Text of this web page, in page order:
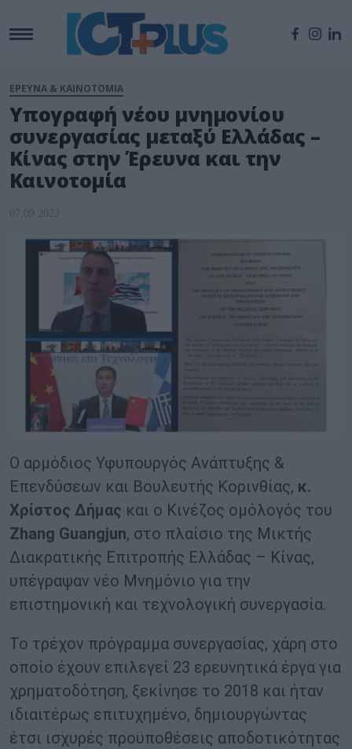
ΕΡΕΥΝΑ & ΚΑΙΝΟΤΟΜΙΑ
Υπογραφή νέου μνημονίου
συνεργασίας μεταξύ Ελλάδας –
Κίνας στην Έρευνα και την
Καινοτομία
07.09.2022
Ο αρμόδιος Υφυπουργός Ανάπτυξης &
Επενδύσεων και Βουλευτής Κορινθίας, κ.
Χρίστος Δήμας και ο Κινέζος ομόλογός του
Zhang Guangjun, στο πλαίσιο της Μικτής
Διακρατικής Επιτροπής Ελλάδας – Κίνας,
υπέγραψαν νέο Μνημόνιο για την
επιστημονική και τεχνολογική συνεργασία.
Το τρέχον πρόγραμμα συνεργασίας, χάρη στο
οποίο έχουν επιλεγεί 23 ερευνητικά έργα για
χρηματοδότηση, ξεκίνησε το 2018 και ήταν
ιδιαιτέρως επιτυχημένο, δημιουργώντας
έτσι ισχυρές προϋποθέσεις αποδοτικότητας